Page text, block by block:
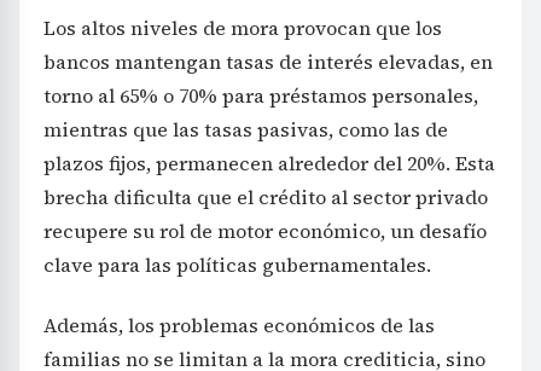
Los altos niveles de mora provocan que los
bancos mantengan tasas de interés elevadas, en
torno al 65% o 70% para préstamos personales,
mientras que las tasas pasivas, como las de
plazos fijos, permanecen alrededor del 20%. Esta
brecha dificulta que el crédito al sector privado
recupere su rol de motor económico, un desafío
clave para las políticas gubernamentales.
Además, los problemas económicos de las
familias no se limitan a la mora crediticia, sino